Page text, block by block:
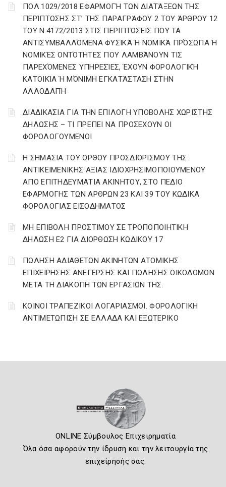
ΠΟΛ.1029/2018 ΕΦΑΡΜΟΓΉ ΤΩΝ ΔΙΑΤΆΞΕΩΝ ΤΗΣ
ΠΕΡΊΠΤΩΣΗΣ ΣΤ’ ΤΗΣ ΠΑΡΑΓΡΆΦΟΥ 2 ΤΟΥ ΆΡΘΡΟΥ 12
ΤΟΥ Ν.4172/2013 ΣΤΙΣ ΠΕΡΙΠΤΏΣΕΙΣ ΠΟΥ ΤΑ
ΑΝΤΙΣΥΜΒΑΛΛΌΜΕΝΑ ΦΥΣΙΚΆ Ή ΝΟΜΙΚΆ ΠΡΌΣΩΠΑ Ή
ΝΟΜΙΚΈΣ ΟΝΤΌΤΗΤΕΣ ΠΟΥ ΛΑΜΒΆΝΟΥΝ ΤΙΣ
ΠΑΡΕΧΌΜΕΝΕΣ ΥΠΗΡΕΣΊΕΣ, ΈΧΟΥΝ ΦΟΡΟΛΟΓΙΚΉ
ΚΑΤΟΙΚΊΑ Ή ΜΌΝΙΜΗ ΕΓΚΑΤΆΣΤΑΣΗ ΣΤΗΝ
ΑΛΛΟΔΑΠΉ
ΔΙΑΔΙΚΑΣΙΑ ΓΙΑ ΤΗΝ ΕΠΙΛΟΓΗ ΥΠΟΒΟΛΗΣ ΧΩΡΙΣΤΗΣ
ΔΗΛΩΣΗΣ – ΤΙ ΠΡΕΠΕΙ ΝΑ ΠΡΟΣΕΧΟΥΝ ΟΙ
ΦΟΡΟΛΟΓΟΥΜΕΝΟΙ
Η ΣΗΜΑΣΙΑ ΤΟΥ ΟΡΘΟΥ ΠΡΟΣΔΙΟΡΙΣΜΟΥ ΤΗΣ
ΑΝΤΙΚΕΙΜΕΝΙΚΗΣ ΑΞΙΑΣ ΙΔΙΟΧΡΗΣΙΜΟΠΟΙΟΥΜΕΝΟΥ
ΑΠΟ ΕΠΙΤΗΔΕΥΜΑΤΙΑ ΑΚΙΝΗΤΟΥ, ΣΤΟ ΠΕΔΙΟ
ΕΦΑΡΜΟΓΗΣ ΤΩΝ ΑΡΘΡΩΝ 23 ΚΑΙ 39 ΤΟΥ ΚΩΔΙΚΑ
ΦΟΡΟΛΟΓΙΑΣ ΕΙΣΟΔΗΜΑΤΟΣ
ΜΗ ΕΠΙΒΟΛΗ ΠΡΟΣΤΙΜΟΥ ΣΕ ΤΡΟΠΟΠΟΙΗΤΙΚΗ
ΔΗΛΩΣΗ Ε2 ΓΙΑ ΔΙΟΡΘΩΣΗ ΚΩΔΙΚΟΥ 17
ΠΩΛΗΣΗ ΑΔΙΑΘΕΤΩΝ ΑΚΙΝΗΤΩΝ ΑΤΟΜΙΚΗΣ
ΕΠΙΧΕΙΡΗΣΗΣ ΑΝΕΓΕΡΣΗΣ ΚΑΙ ΠΩΛΗΣΗΣ ΟΙΚΟΔΟΜΩΝ
ΜΕΤΑ ΤΗ ΔΙΑΚΟΠΗ ΤΩΝ ΕΡΓΑΣΙΩΝ ΤΗΣ.
ΚΟΙΝΟΙ ΤΡΑΠΕΖΙΚΟΙ ΛΟΓΑΡΙΑΣΜΟΙ. ΦΟΡΟΛΟΓΙΚΗ
ΑΝΤΙΜΕΤΩΠΙΣΗ ΣΕ ΕΛΛΑΔΑ ΚΑΙ ΕΞΩΤΕΡΙΚΟ
ONLINE Σύμβουλος Επιχειρηματία
Όλα όσα αφορούν την ίδρυση και την λειτουργία της
επιχείρησής σας.